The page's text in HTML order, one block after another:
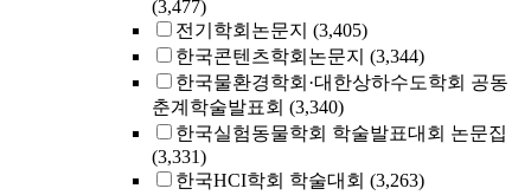
(3,477)
전기학회논문지 (3,405)
한국콘텐츠학회논문지 (3,344)
한국물환경학회·대한상하수도학회 공동
춘계학술발표회 (3,340)
한국실험동물학회 학술발표대회 논문집
(3,331)
한국HCI학회 학술대회 (3,263)